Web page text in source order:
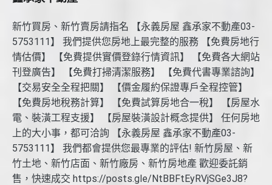
新竹買房、新竹賣房請指名 【永義房屋 鑫承家不動產03-
5753111】 我們提供您房地上最完整的服務 【免費房地行
情估價】 【免費提供實價登錄行情資訊】 【免費各大網站
刊登廣告】 【免費打掃清潔服務】 【免費代書專業諮詢】
【交易安全全程把關】 【價金履約保證專戶全程控管】
【免費房地稅務計算】 【免費試算房地合一稅】 【房屋水
電、裝潢工程支援】 【房屋裝潢設計概念提供】 任何房地
上的大小事，都可洽詢 【永義房屋 鑫承家不動產03-
5753111】 我們都會提供您最專業的評估! 新竹房屋、新
竹土地、新竹店面、新竹廠房、新竹房地產 歡迎委託銷
售，快速成交 https://posts.gle/NtBBFtEyRVjSGe3J8?